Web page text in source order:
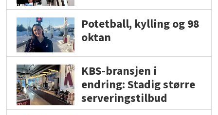
Potetball, kylling og 98
oktan
KBS-bransjen i
endring: Stadig større
serveringstilbud